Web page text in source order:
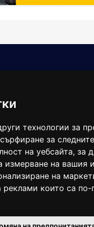
технологии за
за
на уебсайта, за
измерване на вашия
на
реклами които са
4722.